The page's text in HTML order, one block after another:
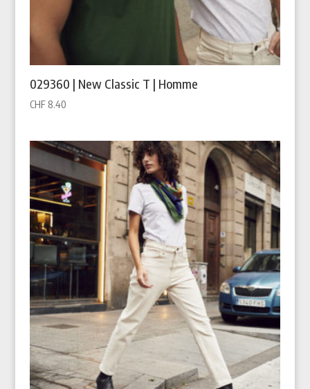
029360 | New Classic T | Homme
CHF8.40